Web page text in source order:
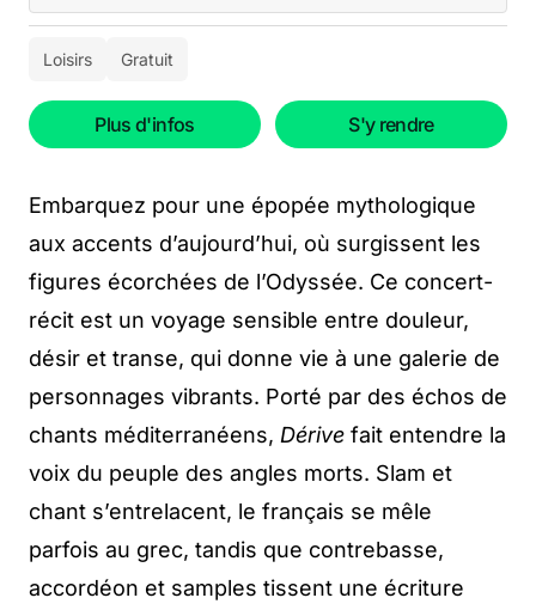
Loisirs Gratuit
Plus d'infos S'y rendre
Embarquez pour une épopée mythologique
aux accents d’aujourd’hui, où surgissent les
figures écorchées de l’Odyssée. Ce concert-
récit est un voyage sensible entre douleur,
désir et transe, qui donne vie à une galerie de
personnages vibrants. Porté par des échos de
chants méditerranéens, Dérive fait entendre la
voix du peuple des angles morts. Slam et
chant s’entrelacent, le français se mêle
parfois au grec, tandis que contrebasse,
accordéon et samples tissent une écriture